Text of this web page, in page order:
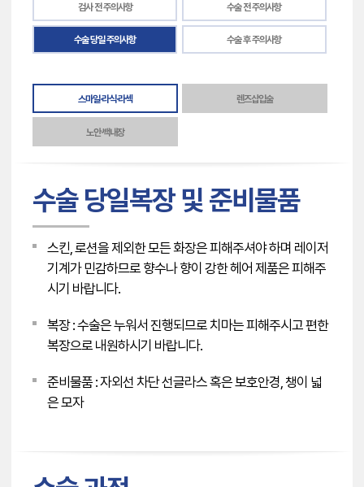
검사 전 주의사항 수술 전 주의사항
수술 당일 주의사항 수술 후 주의사항
스마일·라식·라섹 렌즈삽입술
노안·백내장
수술 당일복장 및 준비물품
스킨, 로션을 제외한 모든 화장은 피해주셔야 하며 레이저
기계가 민감하므로 향수나 향이 강한 헤어 제품은 피해주
시기 바랍니다.
복장 : 수술은 누워서 진행되므로 치마는 피해주시고 편한
복장으로 내원하시기 바랍니다.
준비물품 : 자외선 차단 선글라스 혹은 보호안경, 챙이 넓
은 모자